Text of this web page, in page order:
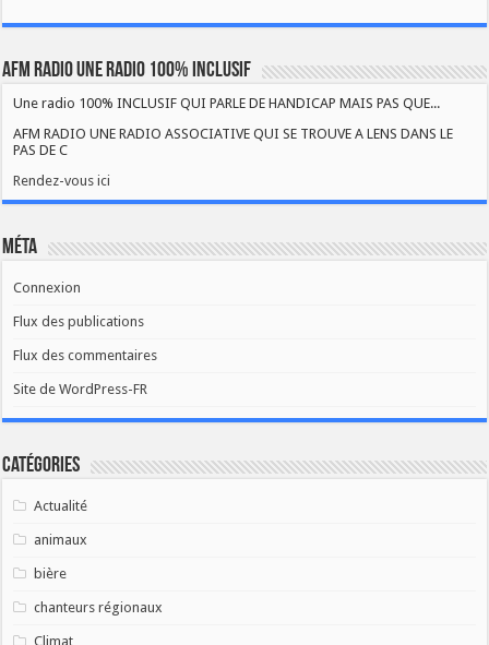
AFM RADIO UNE RADIO 100% INCLUSIF
Une radio 100% INCLUSIF QUI PARLE DE HANDICAP MAIS PAS QUE...
AFM RADIO UNE RADIO ASSOCIATIVE QUI SE TROUVE A LENS DANS LE
PAS DE C
Rendez-vous ici
Méta
Connexion
Flux des publications
Flux des commentaires
Site de WordPress-FR
Catégories
Actualité
animaux
bière
chanteurs régionaux
Climat